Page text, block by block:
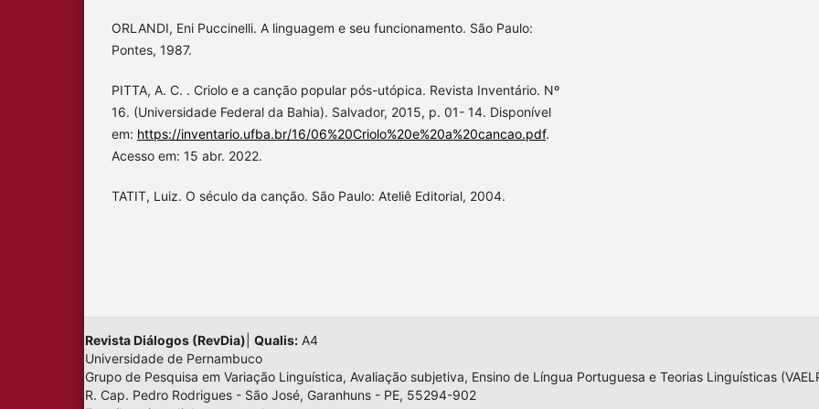
ORLANDI, Eni Puccinelli. A linguagem e seu funcionamento. São Paulo:
Pontes, 1987.
PITTA, A. C. . Criolo e a canção popular pós-utópica. Revista Inventário. Nº
16. (Universidade Federal da Bahia). Salvador, 2015, p. 01- 14. Disponível
em: https://inventario.ufba.br/16/06%20Criolo%20e%20a%20cancao.pdf.
Acesso em: 15 abr. 2022.
TATIT, Luiz. O século da canção. São Paulo: Ateliê Editorial, 2004.
Revista Diálogos (RevDia) Qualis: A4
Universidade de Pernambuco
Grupo de Pesquisa em Variação Linguística, Avaliação subjetiva, Ensino de Língua Portuguesa e Teorias Linguísticas
R. Cap. Pedro Rodrigues - São José, Garanhuns - PE, 55294-902